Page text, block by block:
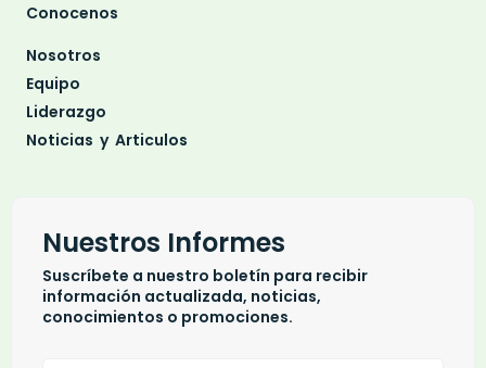
Conocenos
Nosotros
Equipo
Liderazgo
Noticias y Articulos
Nuestros Informes
Suscríbete a nuestro boletín para recibir
información actualizada, noticias,
conocimientos o promociones.